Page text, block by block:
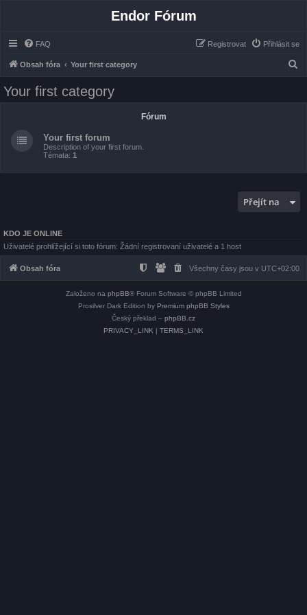
Endor Fórum
FAQ Přihlásit se
Registrovat
Obsah fóra Your first category
Your first category
Fórum
Your first forum
Description of your first forum.
Témata: 1
Přejít na
KDO JE ONLINE
Uživatelé prohlížející si toto fórum: Žádní registrovaní uživatelé a 1 host
Obsah fóra Všechny časy jsou v UTC+02:00
Založeno na phpBB® Forum Software © phpBB Limited
Prosilver Dark Edition by Premium phpBB Styles
Český překlad – phpBB.cz
PRIVACY_LINK | TERMS_LINK